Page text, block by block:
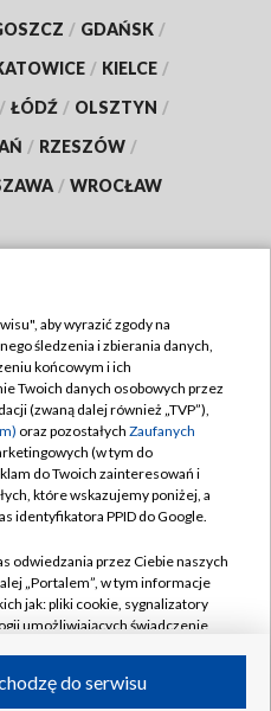
/ GDAŃSK /
/ KIELCE /
/ ŁÓDŹ / OLSZTYN /
/ RZESZÓW /
/ WROCŁAW
TVP
zgody
aby wyrazić zgody na
śledzenia i zbierania danych,
końcowym i ich
Twoich danych osobowych przez
(zwaną dalej również „TVP”),
oraz pozostałych Zaufanych
(w tym do
do Twoich zainteresowań i
które wskazujemy poniżej, a
identyfikatora PPID do Google.
odwiedzania przez Ciebie naszych
„Portalem”, w tym informacje
jak: pliki cookie, sygnalizatory
umożliwiających świadczenie
do serwisu